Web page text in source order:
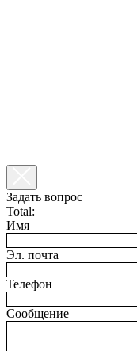
Задать вопрос
Total:
Имя
Эл. почта
Телефон
Сообщение